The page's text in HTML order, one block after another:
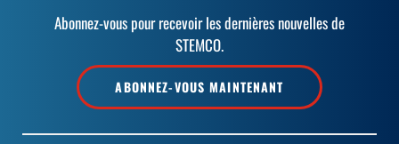
Abonnez-vous pour recevoir les dernières nouvelles de
STEMCO.
ABONNEZ-VOUS MAINTENANT